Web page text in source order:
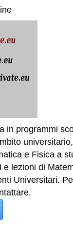
in programmi
e Fisica a
e lezioni di
Universitari.